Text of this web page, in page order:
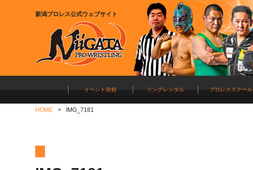
新潟プロレス公式ウェブサイト
イベント依頼 リングレンタル プロレススクール
HOME IMG_7181